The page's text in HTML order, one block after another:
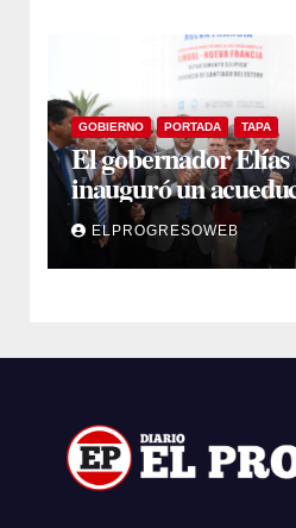
GOBIERNO PORTADA TAPA
El gobernador Elías
inauguró un
sociales en El Simbol
Francia
ELPROGRESOWEB